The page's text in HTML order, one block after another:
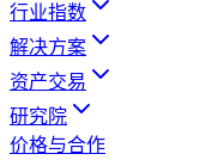
行业指数
解决方案
资产交易
研究院
价格与合作